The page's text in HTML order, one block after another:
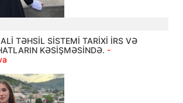
TƏHSİL SİSTEMİ TARİXİ İRS VƏ
KƏSİŞMƏSİNDƏ. -